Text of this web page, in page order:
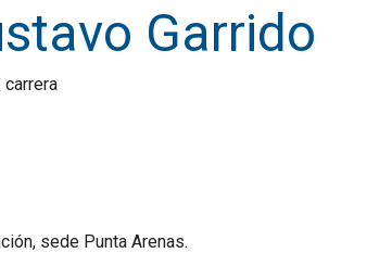
Garrido
sede Punta Arenas.